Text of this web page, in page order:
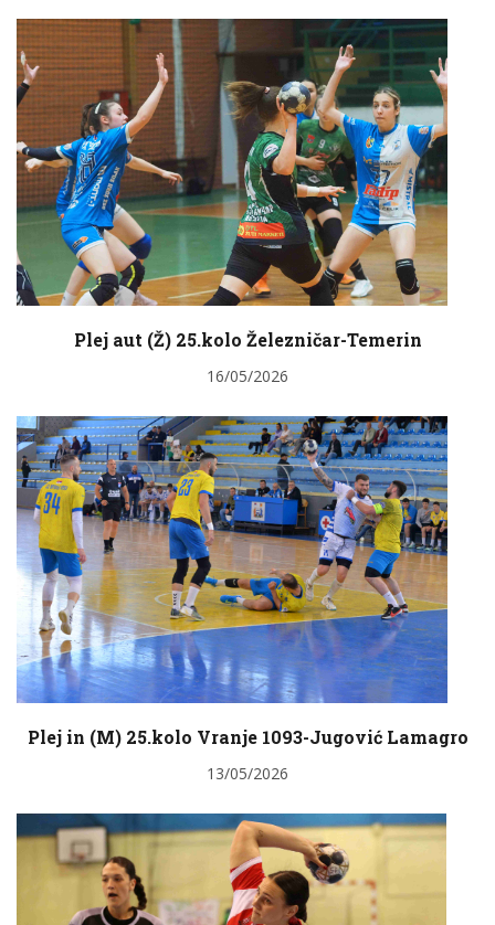
Plej aut (Ž) 25.kolo Železničar-Temerin
16/05/2026
Plej in (M) 25.kolo Vranje 1093-Jugović Lamagro
13/05/2026